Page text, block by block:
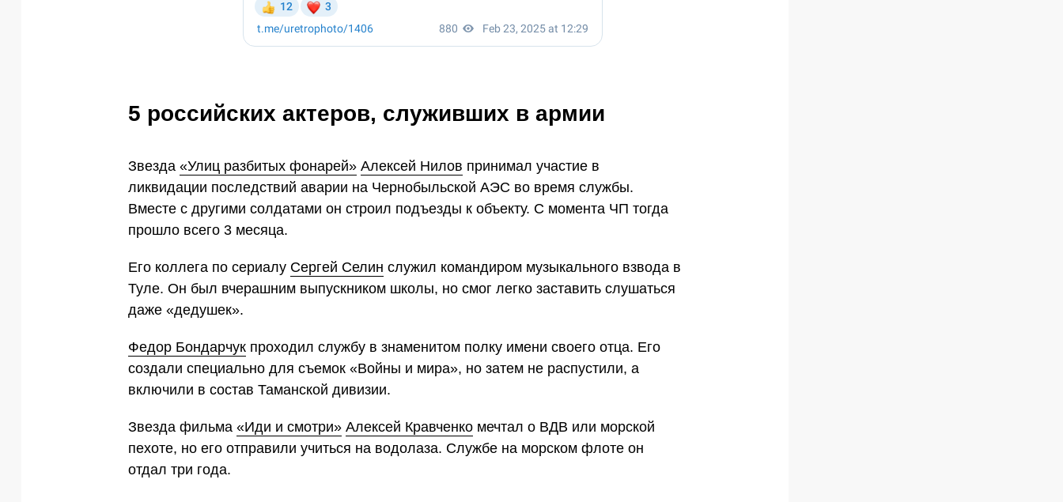
5 российских актеров, служивших в армии
Звезда «Улиц разбитых фонарей» Алексей Нилов принимал участие в
ликвидации последствий аварии на Чернобыльской АЭС во время службы.
Вместе с другими солдатами он строил подъезды к объекту. С момента ЧП тогда
прошло всего 3 месяца.
Его коллега по сериалу Сергей Селин служил командиром музыкального взвода в
Туле. Он был вчерашним выпускником школы, но смог легко заставить слушаться
даже «дедушек».
Федор Бондарчук проходил службу в знаменитом полку имени своего отца. Его
создали специально для съемок «Войны и мира», но затем не распустили, а
включили в состав Таманской дивизии.
Звезда фильма «Иди и смотри» Алексей Кравченко мечтал о ВДВ или морской
пехоте, но его отправили учиться на водолаза. Службе на морском флоте он
отдал три года.